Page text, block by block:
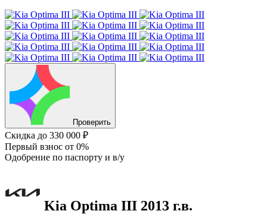
Проверить
Скидка до 330 000 ₽
Первый взнос от 0%
Одобрение по паспорту и в/у
Kia Optima III 2013 г.в.